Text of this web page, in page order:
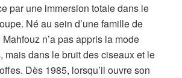
par une immersion totale dans le
Né au sein d’une famille de
n’a pas appris la mode
mais dans le bruit des ciseaux et le
Dès 1985, lorsqu’il ouvre son